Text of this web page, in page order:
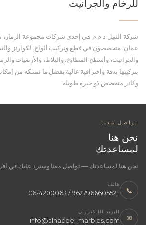
للرخام والجرانيت
عمان. متخصصون في قطع وتركيب ألواح الكوارتز
والجرانيت، وأسطح المطابخ، والبلاط، والأرضيات
بتركيبها بدقة واحترافية عالية بفضل ما نمتلكه من
وكادر متخصص ذو خبرة طويلة.
تواصل معنا
نحن هنا
لمساعدتك
نحن هنا لمساعدتك — تواصل معنا وسنرد عليك في
📞
هاتف
+962796660552 / 06-4200063
✉
البريد الإلكتروني
info@alnabeel-marbles.com